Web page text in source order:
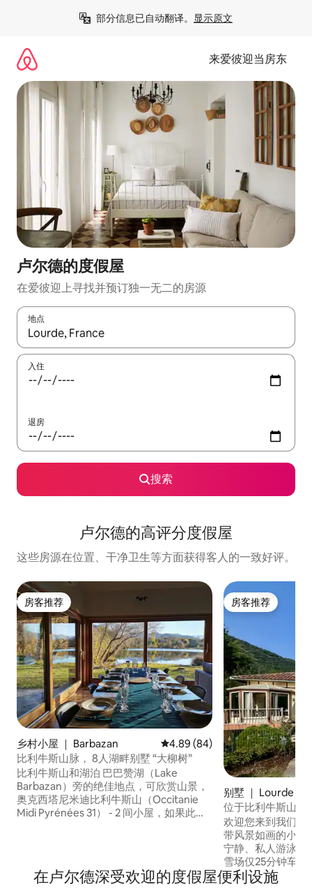
部分信息已自动翻译。 显示原文
来爱彼迎当房东
卢尔德的度假屋
在爱彼迎上寻找并预订独一无二的房源
地点
如有搜索结果，请使用上下方向键查看，或通过点击或滑动手势
入住
退房
搜索
卢尔德的高评分度假屋
这些房源在位置、干净卫生等方面获得客人的一致好评。
房客推荐
房客推荐
乡村小屋 ｜ Barbazan 平均评分 4.89 分（满分 5 分）
4.89 (84)
比利牛斯山脉， 8人湖畔别墅 “大柳树”
比利牛斯山和湖泊 巴巴赞湖（Lake
Barbazan）旁的绝佳地点，可欣赏山景，
奥克西塔尼米迪比利牛斯山（Occitanie
Midi Pyrénées 31） - 2 间小屋，如果此房
https://www.airbnb.fr/rooms/1150819758237335875
钓鱼、徒步旅行、攀岩、白水高尔夫、滑
翔伞滑雪） -游览： St Bertrand de
房客推荐
房客推荐
别墅 ｜ Lourde
位于比利牛斯山脉
欢迎您来到我们位
带风景如画的小村
宁静、私人游泳池
雪场仅25分钟车
Gar）、卡吉尔峰
（Lac d'Oô）（
在卢尔德深受欢迎的度假屋便利设施